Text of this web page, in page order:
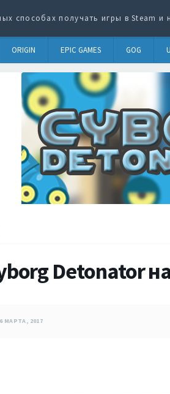
способах получать игры в Steam и
ORIGIN EPIC GAMES GOG
Detonator
МАРТА, 2017